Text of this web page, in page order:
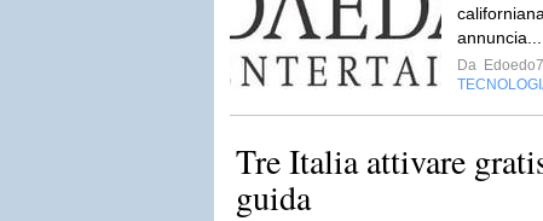
annuncia...
Da
Tre Italia attivare
guida